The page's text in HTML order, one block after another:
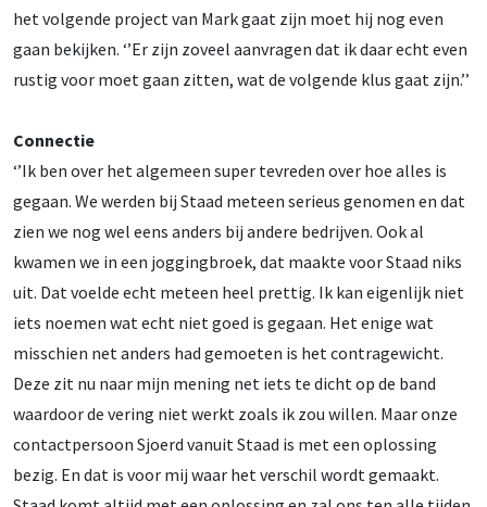
het volgende project van Mark gaat zijn moet hij nog even
gaan bekijken. ‘’Er zijn zoveel aanvragen dat ik daar echt even
rustig voor moet gaan zitten, wat de volgende klus gaat zijn.’’
Connectie
‘’Ik ben over het algemeen super tevreden over hoe alles is
gegaan. We werden bij Staad meteen serieus genomen en dat
zien we nog wel eens anders bij andere bedrijven. Ook al
kwamen we in een joggingbroek, dat maakte voor Staad niks
uit. Dat voelde echt meteen heel prettig. Ik kan eigenlijk niet
iets noemen wat echt niet goed is gegaan. Het enige wat
misschien net anders had gemoeten is het contragewicht.
Deze zit nu naar mijn mening net iets te dicht op de band
waardoor de vering niet werkt zoals ik zou willen. Maar onze
contactpersoon Sjoerd vanuit Staad is met een oplossing
bezig. En dat is voor mij waar het verschil wordt gemaakt.